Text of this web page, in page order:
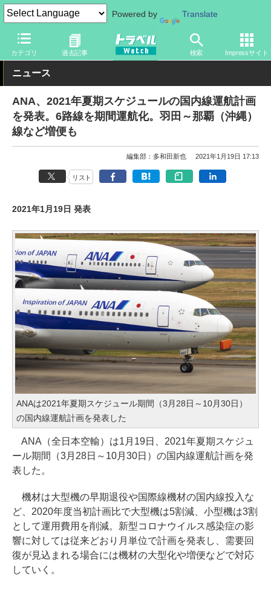
Powered by Translate
カテゴリ 過去記事 検索 Impressサイト
トラベル Watch 企業・政府・官庁 国内エアライン ANA
ニュース
ANA、2021年夏期スケジュールの国内線運航計画
を発表。6路線を期間運航化。羽田～那覇（沖縄）
線など増便も
編集部：多和田新也 2021年1月19日 17:13
リスト
2021年1月19日 発表
ANAは2021年夏期スケジュール期間（3月28日～10月30日）
の国内線運航計画を発表した
ANA（全日本空輸）は1月19日、2021年夏期スケジュ
ール期間（3月28日～10月30日）の国内線運航計画を発
表した。
機材は大型機の早期退役や国際線機材の国内線投入な
ど、2020年度当初計画比で大型機は5割減、小型機は3割
として運用費用を削減。新型コロナウイルス感染症の影
響に対しては従来どおり月単位で計画を発表し、需要回
復が見込まれる場合には機材の大型化や増便などで対応
していく。